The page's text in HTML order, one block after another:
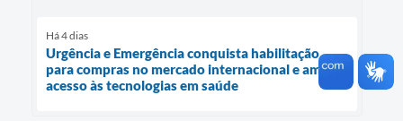
Há 4 dias
Urgência e Emergência conquista habilitação
para compras no mercado internacional e amplia
acesso às tecnologias em saúde